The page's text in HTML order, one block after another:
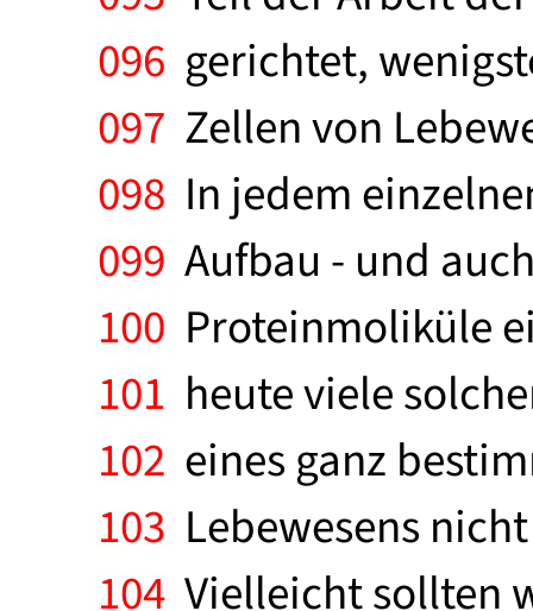
096 gerichtet,
097 Zellen von
098 In jedem
099 Aufbau - und
100 Proteinmoliküle
101 heute viele
102 eines ganz
103 Lebewesens
104 Vielleicht sollten